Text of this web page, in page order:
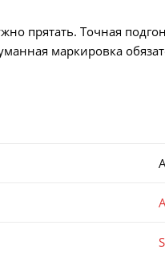
прятать. Точная
маркировка